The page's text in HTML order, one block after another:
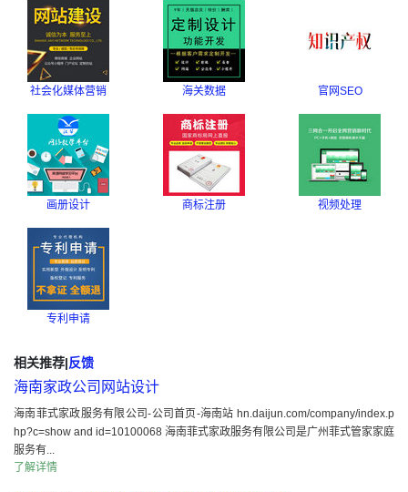
社会化媒体营销 海关数据 官网SEO
画册设计 商标注册 视频处理
专利申请
相关推荐|反馈
海南家政公司网站设计
海南菲式家政服务有限公司-公司首页-海南站 hn.daijun.com/company/index.p
hp?c=show and id=10100068 海南菲式家政服务有限公司是广州菲式管家家庭
服务有...
了解详情